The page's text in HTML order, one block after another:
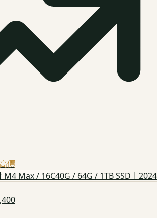
價
Max / 16C40G / 64G / 1TB SSD｜2024